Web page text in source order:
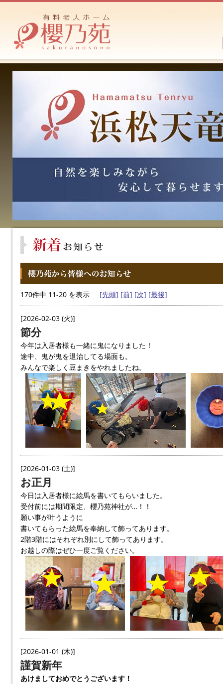
170件中 11-20 を表示 [先頭] [前] [次] [最後]
[2026-02-03 (火)]
節分
今年は入居者様も一緒に鬼になりました！
途中、鬼が鬼を退治してる場面も。
みんなで楽しく豆まきをやれましたね。
[2026-01-03 (土)]
お正月
今日は入居者様に絵馬を書いてもらいました。
受付前には期間限定、櫻乃苑神社が…！！
願い事が叶うように
書いてもらった絵馬を奉納して飾ってあります。
2階3階にはそれぞれ別にして飾ってあります。
お越しの際はぜひ一度ご覧ください。
[2026-01-01 (木)]
謹賀新年
あけましておめでとうございます！